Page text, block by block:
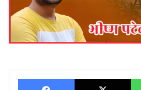
Facebook X